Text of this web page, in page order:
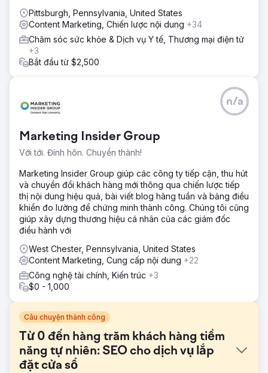
Pittsburgh, Pennsylvania, United States
Content Marketing, Chiến lược nội dung +34
Chăm sóc sức khỏe & Dịch vụ Y tế, Thương mại điện tử
+3
Bắt đầu từ $2,500
Marketing Insider Group
Với tới. Đính hôn. Chuyển thành!
n/a
Marketing Insider Group giúp các công ty tiếp cận, thu hút
và chuyển đổi khách hàng mới thông qua chiến lược tiếp
thị nội dung hiệu quả, bài viết blog hàng tuần và bảng điều
khiển đo lường để chứng minh thành công. Chúng tôi cũng
giúp xây dựng thương hiệu cá nhân của các giám đốc
điều hành với
West Chester, Pennsylvania, United States
Content Marketing, Cung cấp nội dung +22
Công nghệ tài chính, Kiến trúc +3
$0 - 1,000
Câu chuyện thành công
Từ 0 đến hàng trăm khách hàng tiềm
năng tự nhiên: SEO cho dịch vụ lắp
đặt cửa sổ